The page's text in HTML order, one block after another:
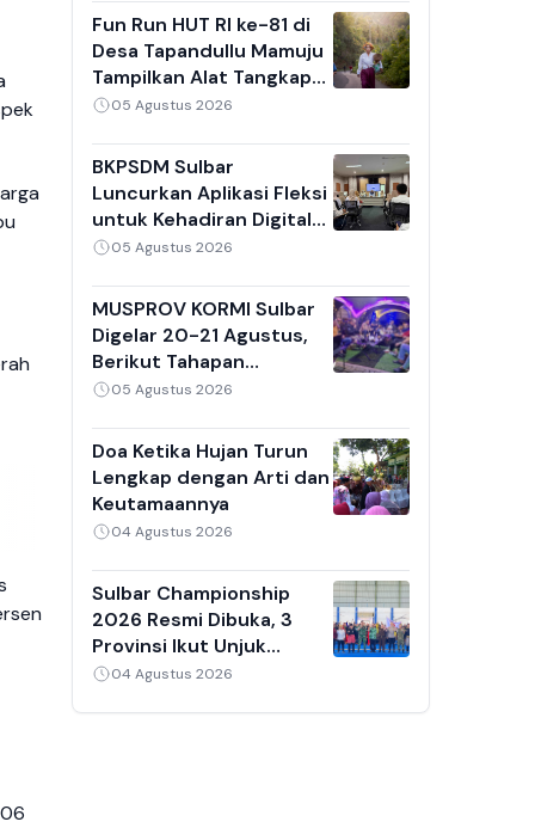
Fun Run HUT RI ke-81 di
Desa Tapandullu Mamuju
Tampilkan Alat Tangkap
Nelayan Tradisional,
Jadi Daya Tarik
05 Agustus 2026
BKPSDM Sulbar
Luncurkan Aplikasi Fleksi
untuk Kehadiran Digital
ASN, 8 Perangkat Daerah
05 Agustus 2026
MUSPROV KORMI Sulbar
Digelar 20-21 Agustus,
Berikut Tahapan
Penjaringan Calon Ketua
05 Agustus 2026
Doa Ketika Hujan Turun
Lengkap dengan Arti dan
Keutamaannya
04 Agustus 2026
Sulbar Championship
2026 Resmi Dibuka, 3
Provinsi Ikut Unjuk
Kebolehan di GOR
04 Agustus 2026